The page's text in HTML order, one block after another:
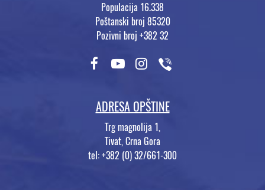
Populacija 16.338
Poštanski broj 85320
Pozivni broj +382 32
ADRESA OPŠTINE
Trg magnolija 1,
Tivat, Crna Gora
tel: +382 (0) 32/661-300